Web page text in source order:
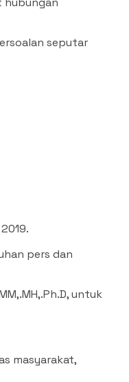
seputar
pers dan
untuk
masyarakat,